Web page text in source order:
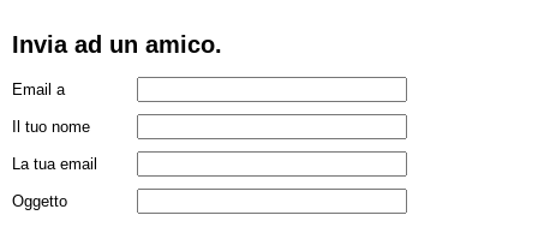
Invia ad un amico.
Email a
Il tuo nome
La tua email
Oggetto